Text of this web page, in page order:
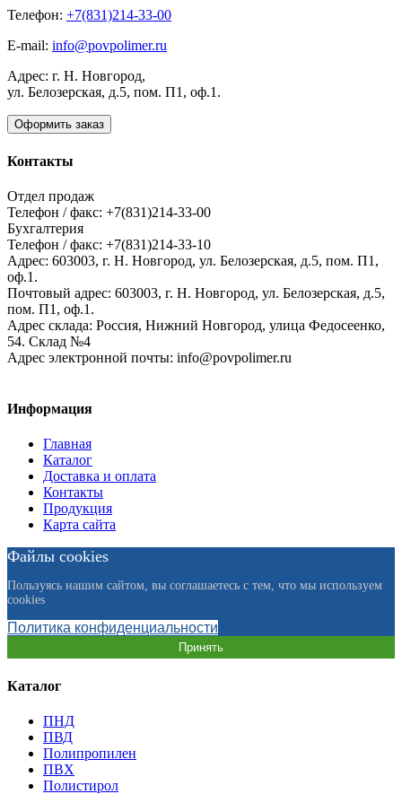
Телефон: +7(831)214-33-00
E-mail: info@povpolimer.ru
Адрес: г. Н. Новгород,
ул. Белозерская, д.5, пом. П1, оф.1.
Оформить заказ
Контакты
Отдел продаж
Телефон / факс: +7(831)214-33-00
Бухгалтерия
Телефон / факс: +7(831)214-33-10
Адрес: 603003, г. Н. Новгород, ул. Белозерская, д.5, пом. П1,
оф.1.
Почтовый адрес: 603003, г. Н. Новгород, ул. Белозерская, д.5,
пом. П1, оф.1.
Адрес склада: Россия, Нижний Новгород, улица Федосеенко,
54. Склад №4
Адрес электронной почты: info@povpolimer.ru
Информация
Главная
Каталог
Доставка и оплата
Контакты
Продукция
Карта сайта
Файлы cookies
Пользуясь нашим сайтом, вы соглашаетесь с тем, что мы используем
cookies
Политика конфиденциальности
Принять
Каталог
ПНД
ПВД
Полипропилен
ПВХ
Полистирол